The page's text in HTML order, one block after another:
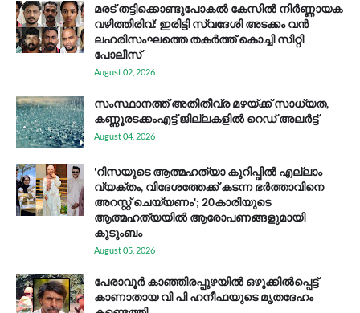
മരട് തട്ടിക്കൊണ്ടുപോകൽ കേസിൽ നിർണ്ണായക
വഴിത്തിരിവ്: ഇരിട്ടി സ്വദേശി അടക്കം വൻ
ലഹരിസംഘത്തെ തകർത്ത് കൊച്ചി സിറ്റി
പോലീസ്
August 02, 2026
സം​സ്ഥാ​ന​ത്ത് അ​തി​തീ​വ്ര മ​ഴ​യ്ക്ക് സാ​ധ്യ​ത,
കണ്ണൂരടക്കംഎ​ട്ട് ജി​ല്ല​ക​ളി​ൽ റെ​ഡ് അ​ലർ​ട്ട്
August 04, 2026
'റിസയുടെ ആത്മഹത്യാ കുറിപ്പിൽ എല്ലാം
വ്യക്തം, വിദേശത്തേക്ക് കടന്ന ഭർത്താവിനെ
അറസ്റ്റ് ചെയ്യണം'; 20കാരിയുടെ
ആത്മഹത്യയിൽ ആരോപണങ്ങളുമായി
കുടുംബം
August 05, 2026
പേരാവൂർ കാഞ്ഞിരപ്പുഴയിൽ ഒഴുക്കിൽപ്പെട്ട്
കാണാതായ വി പി ഹനീഫയുടെ മൃതദേഹം